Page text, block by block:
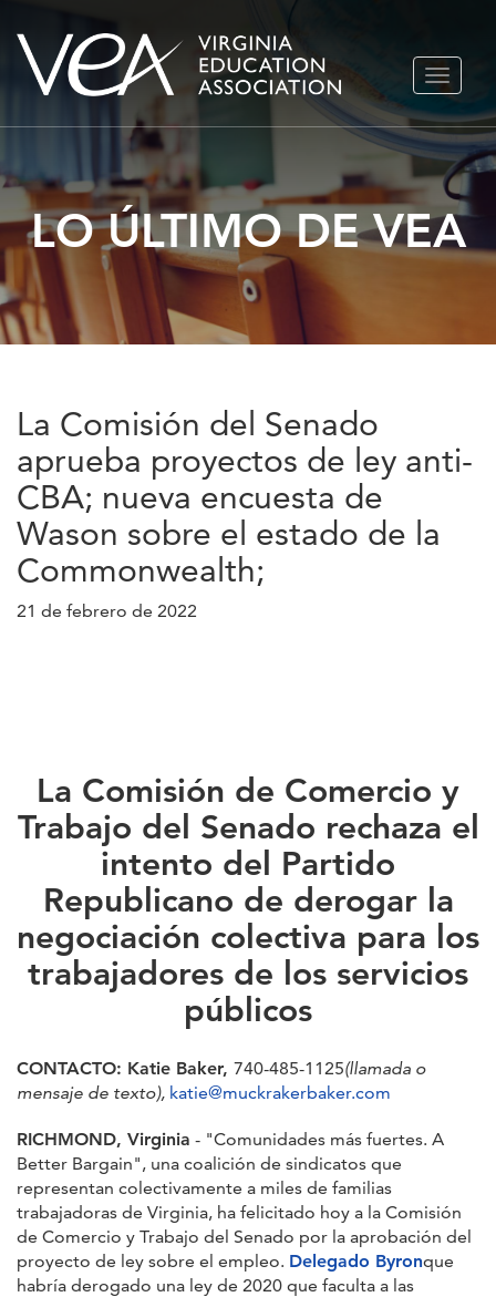
Ir
LO ÚLTIMO DE VEA
La Comisión del Senado
aprueba proyectos de ley anti-
CBA; nueva encuesta de
Wason sobre el estado de la
Commonwealth;
21 de febrero de 2022
La Comisión de Comercio y
Trabajo del Senado rechaza el
intento del Partido
Republicano de derogar la
negociación colectiva para los
trabajadores de los servicios
públicos
CONTACTO: Katie Baker, 740-485-1125(llamada o
mensaje de texto), katie@muckrakerbaker.com
RICHMOND, Virginia - "Comunidades más fuertes. A
Better Bargain", una coalición de sindicatos que
representan colectivamente a miles de familias
trabajadoras de Virginia, ha felicitado hoy a la Comisión
de Comercio y Trabajo del Senado por la aprobación del
proyecto de ley sobre el empleo. Delegado Byronque
habría derogado una ley de 2020 que faculta a las